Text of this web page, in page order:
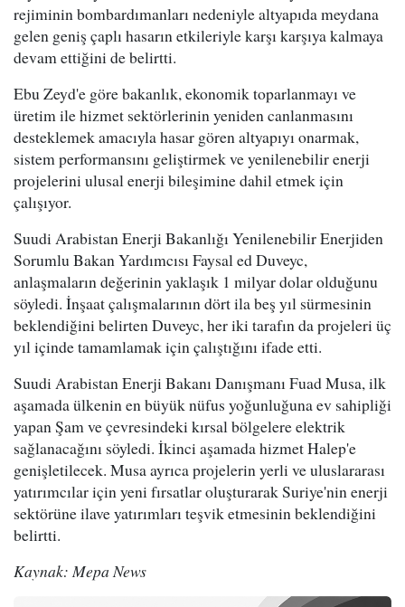
rejiminin bombardımanları nedeniyle altyapıda meydana
gelen geniş çaplı hasarın etkileriyle karşı karşıya kalmaya
devam ettiğini de belirtti.
Ebu Zeyd'e göre bakanlık, ekonomik toparlanmayı ve
üretim ile hizmet sektörlerinin yeniden canlanmasını
desteklemek amacıyla hasar gören altyapıyı onarmak,
sistem performansını geliştirmek ve yenilenebilir enerji
projelerini ulusal enerji bileşimine dahil etmek için
çalışıyor.
Suudi Arabistan Enerji Bakanlığı Yenilenebilir Enerjiden
Sorumlu Bakan Yardımcısı Faysal ed Duveyc,
anlaşmaların değerinin yaklaşık 1 milyar dolar olduğunu
söyledi. İnşaat çalışmalarının dört ila beş yıl sürmesinin
beklendiğini belirten Duveyc, her iki tarafın da projeleri üç
yıl içinde tamamlamak için çalıştığını ifade etti.
Suudi Arabistan Enerji Bakanı Danışmanı Fuad Musa, ilk
aşamada ülkenin en büyük nüfus yoğunluğuna ev sahipliği
yapan Şam ve çevresindeki kırsal bölgelere elektrik
sağlanacağını söyledi. İkinci aşamada hizmet Halep'e
genişletilecek. Musa ayrıca projelerin yerli ve uluslararası
yatırımcılar için yeni fırsatlar oluşturarak Suriye'nin enerji
sektörüne ilave yatırımları teşvik etmesinin beklendiğini
belirtti.
Kaynak: Mepa News